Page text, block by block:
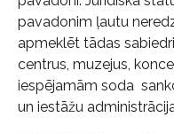
pavadonim ļautu
apmeklēt tādas
centrus, muzejus,
iespējamām soda
un iestāžu